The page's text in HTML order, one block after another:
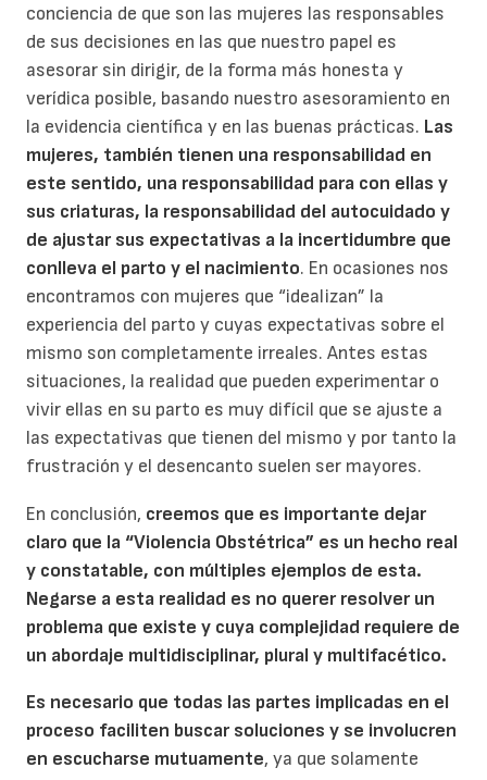
conciencia de que son las mujeres las responsables
de sus decisiones en las que nuestro papel es
asesorar sin dirigir, de la forma más honesta y
verídica posible, basando nuestro asesoramiento en
la evidencia científica y en las buenas prácticas. Las
mujeres, también tienen una responsabilidad en
este sentido, una responsabilidad para con ellas y
sus criaturas, la responsabilidad del autocuidado y
de ajustar sus expectativas a la incertidumbre que
conlleva el parto y el nacimiento. En ocasiones nos
encontramos con mujeres que “idealizan” la
experiencia del parto y cuyas expectativas sobre el
mismo son completamente irreales. Antes estas
situaciones, la realidad que pueden experimentar o
vivir ellas en su parto es muy difícil que se ajuste a
las expectativas que tienen del mismo y por tanto la
frustración y el desencanto suelen ser mayores.
En conclusión, creemos que es importante dejar
claro que la “Violencia Obstétrica” es un hecho real
y constatable, con múltiples ejemplos de esta.
Negarse a esta realidad es no querer resolver un
problema que existe y cuya complejidad requiere de
un abordaje multidisciplinar, plural y multifacético.
Es necesario que todas las partes implicadas en el
proceso faciliten buscar soluciones y se involucren
en escucharse mutuamente, ya que solamente